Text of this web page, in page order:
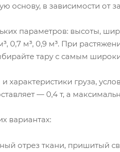
основу, в зависимости от
параметров: высоты,
м³, 0,9 м³. При
тару с самым
характеристики груза,
— 0,4 т, а
вариантах:
отрез ткани, пришитый